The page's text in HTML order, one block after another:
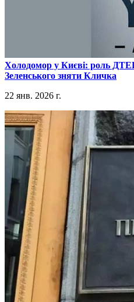
​Холодомор у Києві: роль
Зеленського зняти Кличка
22 янв. 2026 г.